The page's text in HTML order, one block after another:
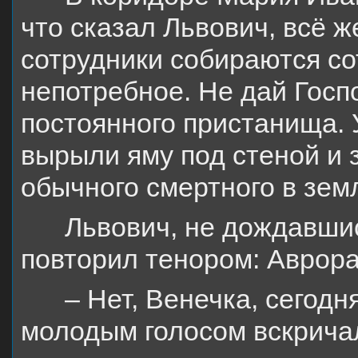
что сказал Львович, всё
сотрудники собираются
непотребное. Не дай
постоянного
вырыли яму под стеной и
обычного смертного в
Львович, не
повторил тенором:
– Нет, Венечка,
молодым голосом